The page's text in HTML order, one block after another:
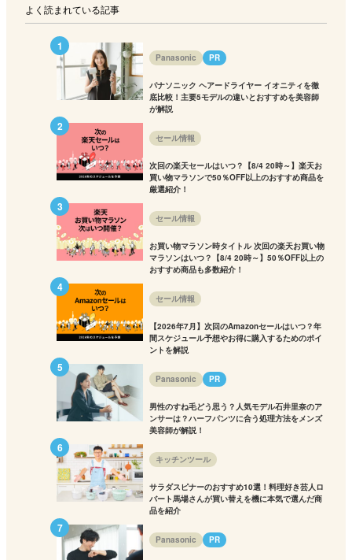
よく読まれている記事
Panasonic PR
パナソニック ヘアードライヤー イオニティを徹
底比較！主要5モデルの違いとおすすめを美容師
が解説
セール情報
次回の楽天セールはいつ？【8/4 20時～】楽天お
買い物マラソンで50％OFF以上のおすすめ商品を
厳選紹介！
セール情報
お買い物マラソン時タイトル 次回の楽天お買い物
マラソンはいつ？【8/4 20時～】50％OFF以上の
おすすめ商品も多数紹介！
セール情報
【2026年7月】次回のAmazonセールはいつ？年
間スケジュール予想やお得に購入するためのポイ
ントを解説
Panasonic PR
男性のすね毛どう思う？人気モデル石井里奈のア
ンサーは？ハーフパンツに合う処理方法をメンズ
美容師が解説！
キッチンツール
サラダスピナーのおすすめ10選！料理好き芸人ロ
バート馬場さんが買い替えを機に本気で選んだ商
品を紹介
Panasonic PR